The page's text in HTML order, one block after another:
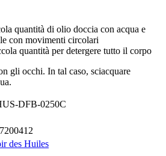
quantità di olio doccia con acqua e
con movimenti circolari
quantità per detergere tutto il corpo
gli occhi. In tal caso, sciacquare
DFB-0250C
des Huiles